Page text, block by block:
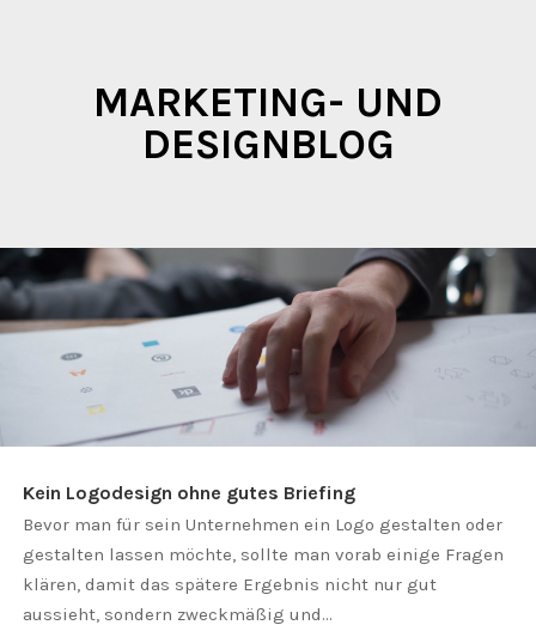
MARKETING- UND
DESIGNBLOG
Kein Logodesign ohne gutes Briefing
Bevor man für sein Unternehmen ein Logo gestalten oder
gestalten lassen möchte, sollte man vorab einige Fragen
klären, damit das spätere Ergebnis nicht nur gut
aussieht, sondern zweckmäßig und...